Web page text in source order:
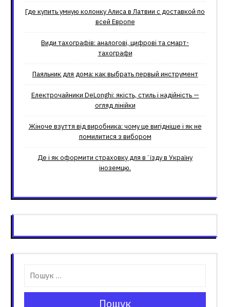
Где купить умную колонку Алиса в Латвии с доставкой по
всей Европе
Види тахографів: аналогові, цифрові та смарт-
тахографи
Паяльник для дома: как выбрать первый инструмент
Електрочайники DeLonghi: якість, стиль і надійність —
огляд лінійки
Жіноче взуття від виробника: чому це вигідніше і як не
помилитися з вибором
Де і як оформити страховку для вʼїзду в Україну
іноземцю.
Пошук